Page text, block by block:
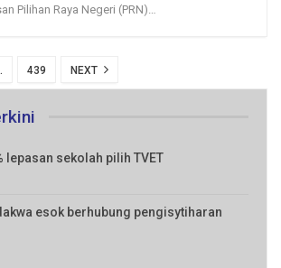
Pilihan Raya Negeri (PRN)
439 NEXT
lepasan sekolah pilih TVET
esok berhubung pengisytiharan